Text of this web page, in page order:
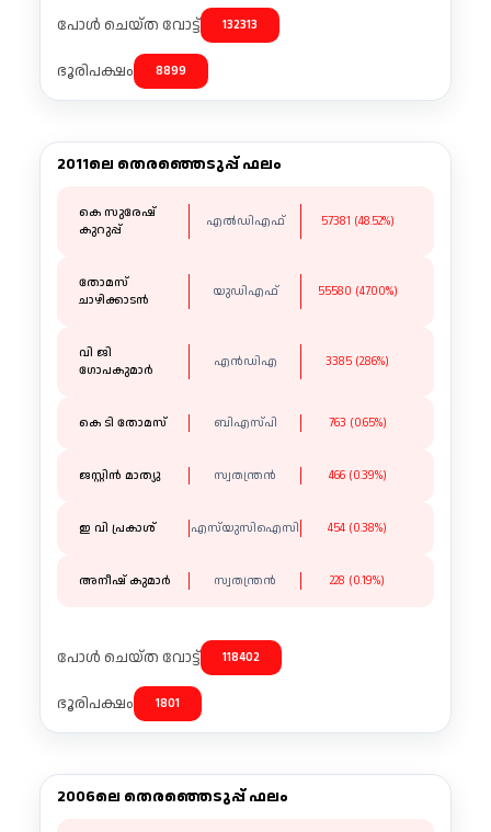
പോൾ ചെയ്ത വോട്ട് 132313
ഭൂരിപക്ഷം 8899
2011ലെ തെരഞ്ഞെടുപ്പ് ഫലം
കെ സുരേഷ്
കുറുപ്പ്
എൽഡിഎഫ് 57381 (48.52%)
തോമസ്
ചാഴിക്കാടൻ
യുഡിഎഫ് 55580 (47.00%)
വി ജി ​
ഗോപകുമാർ
എൻഡിഎ 3385 (2.86%)
കെ ടി തോമസ് ബിഎസ്പി 763 (0.65%)
ജസ്റ്റിൻ മാത്യു സ്വതന്ത്രന്‍ 466 (0.39%)
ഇ വി പ്രകാശ് എസ്‌യുസിഐസി 454 (0.38%)
അനീഷ് കുമാർ സ്വതന്ത്രന്‍ 228 (0.19%)
പോൾ ചെയ്ത വോട്ട് 118402
ഭൂരിപക്ഷം 1801
2006ലെ തെരഞ്ഞെടുപ്പ് ഫലം